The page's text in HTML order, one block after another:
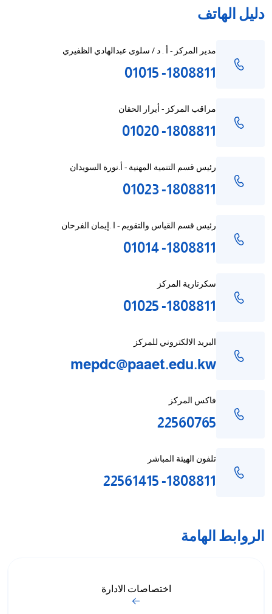
دليل الهاتف
مدير المركز - أ . د / سلوى عبدالهادي الظفيري
1808811- 01015
مراقب المركز - أبرار الحقان
1808811- 01020
رئيس قسم التنمية المهنية - أ.نورة السويدان
1808811- 01023
رئيس قسم القياس والتقويم - ا .إيمان الفرحان
1808811- 01014
سكرتارية المركز
1808811- 01025
البريد الالكتروني للمركز
mepdc@paaet.edu.kw
فاكس المركز
22560765
تلفون الهيئة المباشر
1808811- 22561415
الروابط الهامة
اختصاصات الادارة